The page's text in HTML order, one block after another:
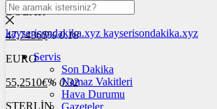
DOLAR
47,7436$% 0.18
EURO
55,2510€% 0.32
STERLİN
kayserisondakika.xyz kayserisondakika.xyz
Servis
Son Dakika
Namaz Vakitleri
Hava Durumu
Gazeteler